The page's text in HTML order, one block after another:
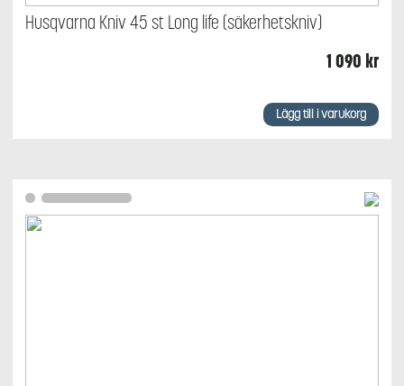
Husqvarna Kniv 45 st Long life (säkerhetskniv)
1 090 kr
Lägg till i varukorg